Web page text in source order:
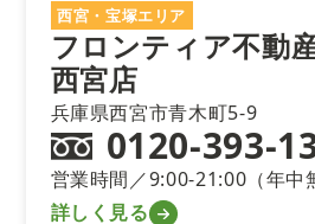
西宮・宝塚エリア
フロンティア不動
西宮店
兵庫県西宮市青木町5-9
0120-393-
営業時間／9:00-21:00（年中
詳しく見る